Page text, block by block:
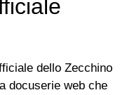
dello Zecchino
docuserie web che